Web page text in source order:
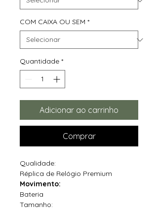
COM CAIXA OU SEM *
Quantidade *
Adicionar ao carrinho
Comprar
Qualidade:
Réplica de Relógio Premium
Movimento:
Bateria
Tamanho: